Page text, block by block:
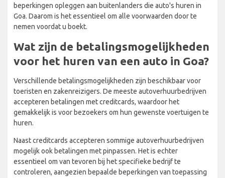
beperkingen opleggen aan buitenlanders die auto's huren in
Goa. Daarom is het essentieel om alle voorwaarden door te
nemen voordat u boekt.
Wat zijn de betalingsmogelijkheden
voor het huren van een auto in Goa?
Verschillende betalingsmogelijkheden zijn beschikbaar voor
toeristen en zakenreizigers. De meeste autoverhuurbedrijven
accepteren betalingen met creditcards, waardoor het
gemakkelijk is voor bezoekers om hun gewenste voertuigen te
huren.
Naast creditcards accepteren sommige autoverhuurbedrijven
mogelijk ook betalingen met pinpassen. Het is echter
essentieel om van tevoren bij het specifieke bedrijf te
controleren, aangezien bepaalde beperkingen van toepassing